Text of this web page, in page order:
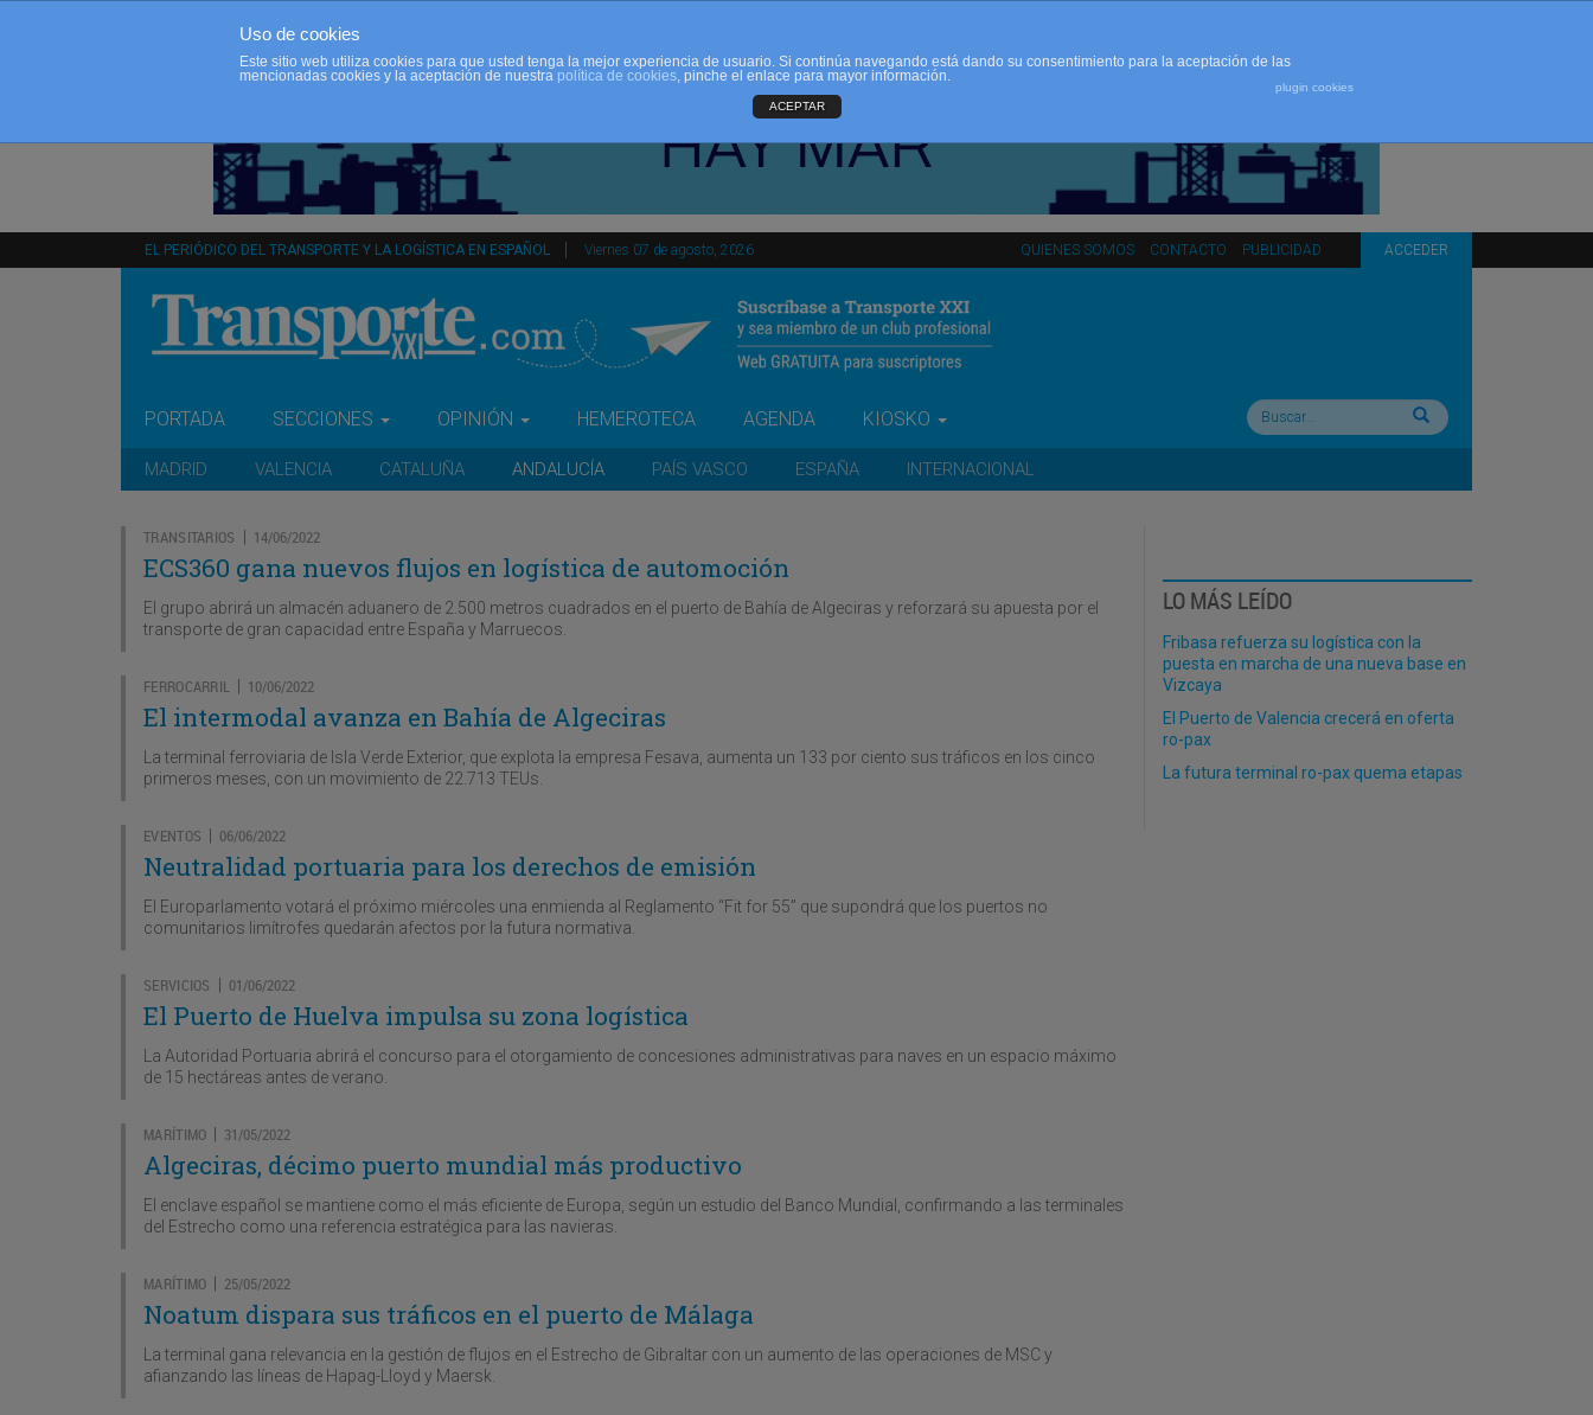
QUIENES SOMOS CONTACTO PUBLICIDAD ACCEDER
EL PERIÓDICO DEL TRANSPORTE Y LA LOGÍSTICA EN ESPAÑOL Viernes 07 de agosto, 2026
PORTADA SECCIONES OPINIÓN HEMEROTECA AGENDA KIOSKO Buscar:
MADRID VALENCIA CATALUÑA ANDALUCÍA PAÍS VASCO ESPAÑA INTERNACIONAL
TRANSITARIOS 14/06/2022
ECS360 gana nuevos flujos en logística de automoción
El grupo abrirá un almacén aduanero de 2.500 metros cuadrados en el puerto de Bahía de Algeciras y reforzará su apuesta por el
transporte de gran capacidad entre España y Marruecos.
FERROCARRIL 10/06/2022
El intermodal avanza en Bahía de Algeciras
La terminal ferroviaria de Isla Verde Exterior, que explota la empresa Fesava, aumenta un 133 por ciento sus tráficos en los cinco
primeros meses, con un movimiento de 22.713 TEUs.
EVENTOS 06/06/2022
Neutralidad portuaria para los derechos de emisión
El Europarlamento votará el próximo miércoles una enmienda al Reglamento “Fit for 55” que supondrá que los puertos no
comunitarios limítrofes quedarán afectos por la futura normativa.
SERVICIOS 01/06/2022
El Puerto de Huelva impulsa su zona logística
La Autoridad Portuaria abrirá el concurso para el otorgamiento de concesiones administrativas para naves en un espacio máximo
de 15 hectáreas antes de verano.
MARÍTIMO 31/05/2022
Algeciras, décimo puerto mundial más productivo
El enclave español se mantiene como el más eficiente de Europa, según un estudio del Banco Mundial, confirmando a las terminales
del Estrecho como una referencia estratégica para las navieras.
MARÍTIMO 25/05/2022
Noatum dispara sus tráficos en el puerto de Málaga
La terminal gana relevancia en la gestión de flujos en el Estrecho de Gibraltar con un aumento de las operaciones de MSC y
afianzando las líneas de Hapag-Lloyd y Maersk.
LO MÁS LEÍDO
Fribasa refuerza su logística con la
puesta en marcha de una nueva base en
Vizcaya
El Puerto de Valencia crecerá en oferta
ro-pax
La futura terminal ro-pax quema etapas
Uso de cookies
Este sitio web utiliza cookies para que usted tenga la mejor experiencia de usuario. Si continúa navegando está dando su consentimiento para la aceptación de las
mencionadas cookies y la aceptación de nuestra política de cookies, pinche el enlace para mayor información.
plugin cookies
ACEPTAR